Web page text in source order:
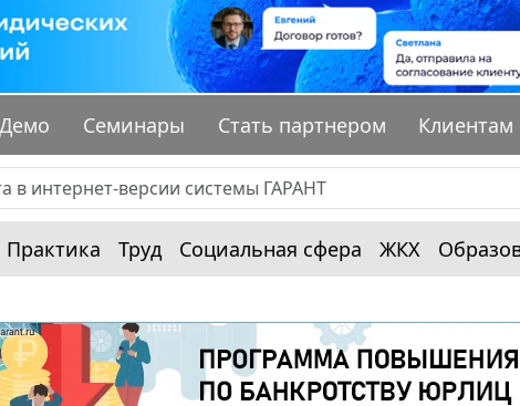
Демо Семинары Стать партнером Клиентам
Практика Труд Социальная сфера ЖКХ